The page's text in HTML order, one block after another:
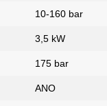
10-160 bar
3,5 kW
175 bar
ANO